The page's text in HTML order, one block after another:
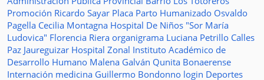
Promoción Ricardo Sayar Placa Parto Humanizado Osvaldo
Pagella Cecilia Montagna Hospital De Niños "Sor María
Ludovica" Florencia Riera organigrama Luciana Petrillo Calles
Paz Jaureguizar Hospital Zonal Instituto Académico de
Desarrollo Humano Malena Galván Qunita Bonaerense
Internación medicina Guillermo Bondonno login Deportes